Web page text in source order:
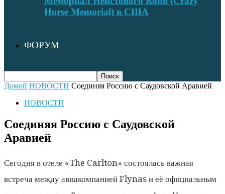
Horse Memorial) в США
ФОРУМ
Домой НОВОСТИ Соединяя Россию с Саудовской Аравией
НОВОСТИ
Соединяя Россию с Саудовской
Аравией
Сегодня в отеле «The Carlton» состоялась важная
встреча между авиакомпанией Flynas и её официальным